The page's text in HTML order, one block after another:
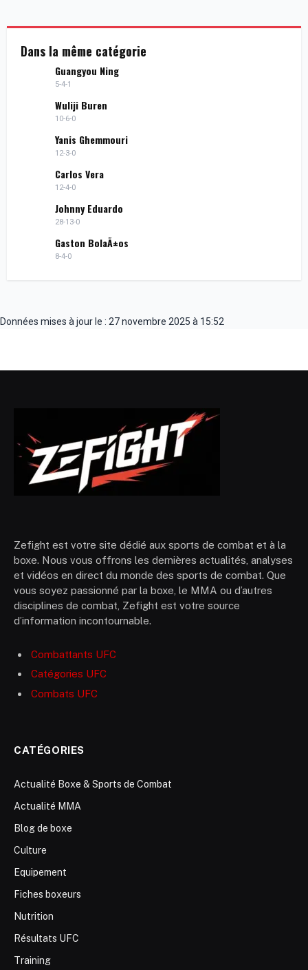
Dans la même catégorie
Guangyou Ning
5-4-1
Wuliji Buren
10-6-0
Yanis Ghemmouri
12-3-0
Carlos Vera
12-4-0
Johnny Eduardo
28-13-0
Gaston BolaÃ±os
8-4-0
Données mises à jour le : 27 novembre 2025 à 15:52
Zefight est votre site dédié aux sports de combat et à la
boxe. Nous vous offrons les dernières actualités, analyses
et vidéos en direct du monde des sports de combat. Que
vous soyez passionné par la boxe, le MMA ou d’autres
disciplines de combat, Zefight est votre source
d’information incontournable.
Combattants UFC
Catégories UFC
Combats UFC
CATÉGORIES
Actualité Boxe & Sports de Combat
Actualité MMA
Blog de boxe
Culture
Equipement
Fiches boxeurs
Nutrition
Résultats UFC
Training